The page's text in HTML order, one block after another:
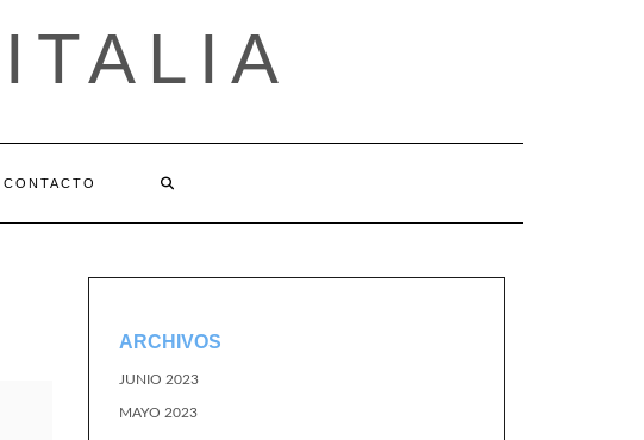
CONTACTO
ARCHIVOS
JUNIO 2023
MAYO 2023